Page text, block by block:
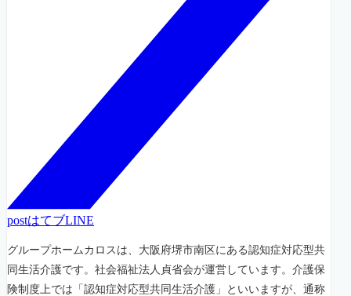
postはてブLINE
グループホームカロスは、大阪府堺市南区にある認知症対応型共
同生活介護です。社会福祉法人貞省会が運営しています。介護保
険制度上では「認知症対応型共同生活介護」といいますが、通称